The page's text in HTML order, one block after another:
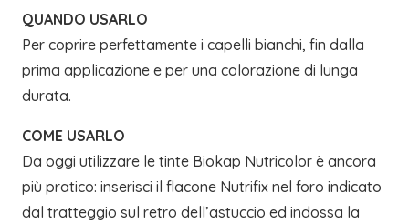
QUANDO USARLO
Per coprire perfettamente i capelli bianchi, fin dalla
prima applicazione e per una colorazione di lunga
durata.
COME USARLO
Da oggi utilizzare le tinte Biokap Nutricolor è ancora
più pratico: inserisci il flacone Nutrifix nel foro indicato
dal tratteggio sul retro dell’astuccio ed indossa la